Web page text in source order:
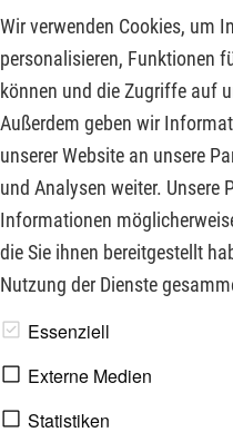
Wir verwenden Cookies, um
personalisieren, Funktionen
können und die Zugriffe auf
Außerdem geben wir
unserer Website an unsere
und Analysen weiter. Unsere
Informationen
die Sie ihnen bereitgestellt
Nutzung der Dienste
Essenziell
Externe Medien
Statistiken
Inflationsdaten von über 3
hindeuten und so die
Tech-Quartalszahlen aus
positive Impulse und
und
es auch von diesen
www.derfinanzinvestor.de - ©